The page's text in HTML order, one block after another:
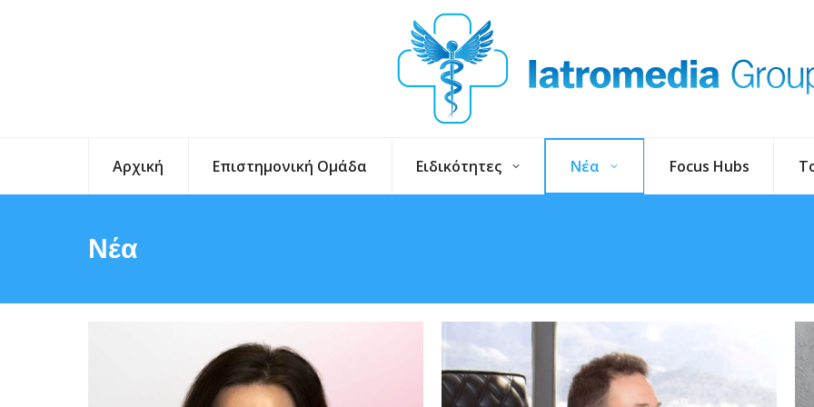
Αρχική Επιστημονική Ομάδα Ειδικότητες Νέα Focus Hubs
Νέα